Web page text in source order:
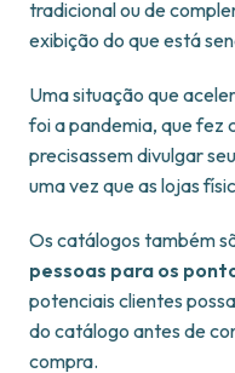
tradicional ou de
exibição do que está
Uma situação que
foi a pandemia, que fez
precisassem divulgar
uma vez que as lojas
Os catálogos também
pessoas para os
potenciais clientes
do catálogo antes de
compra.